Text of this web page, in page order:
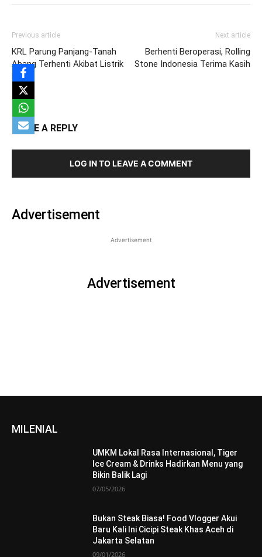
Previous article
KRL Parung Panjang-Tanah
Abang Terhenti Akibat Listrik
Mati
Next article
Berhenti Beroperasi, Rolling
Stone Indonesia Terima Kasih
LEAVE A REPLY
LOG IN TO LEAVE A COMMENT
Advertisement
Advertisement
Advertisement
MILENIAL
UMKM Lokal Rasa Internasional, Tiger
Ice Cream & Drinks Hadirkan Menu yang
Bikin Balik Lagi
07/05/2026
Bukan Steak Biasa! Food Vlogger Akui
Baru Kali Ini Cicipi Steak Khas Aceh di
Jakarta Selatan
09/01/2026